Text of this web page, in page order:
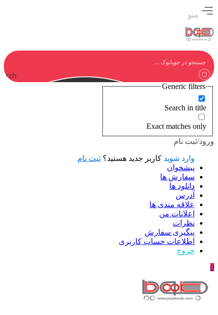
منو
Generic filters
Search in title
Exact matches only
ورود/ثبت نام
وارد شوید کاربر جدید هستید؟ ثبت نام
پیشخوان
سفارش ها
دانلود ها
آدرس
علاقه مندی ها
اعلانات من
نظرات
پیگیری سفارش
اطلاعات حساب كاربری
خروج
0